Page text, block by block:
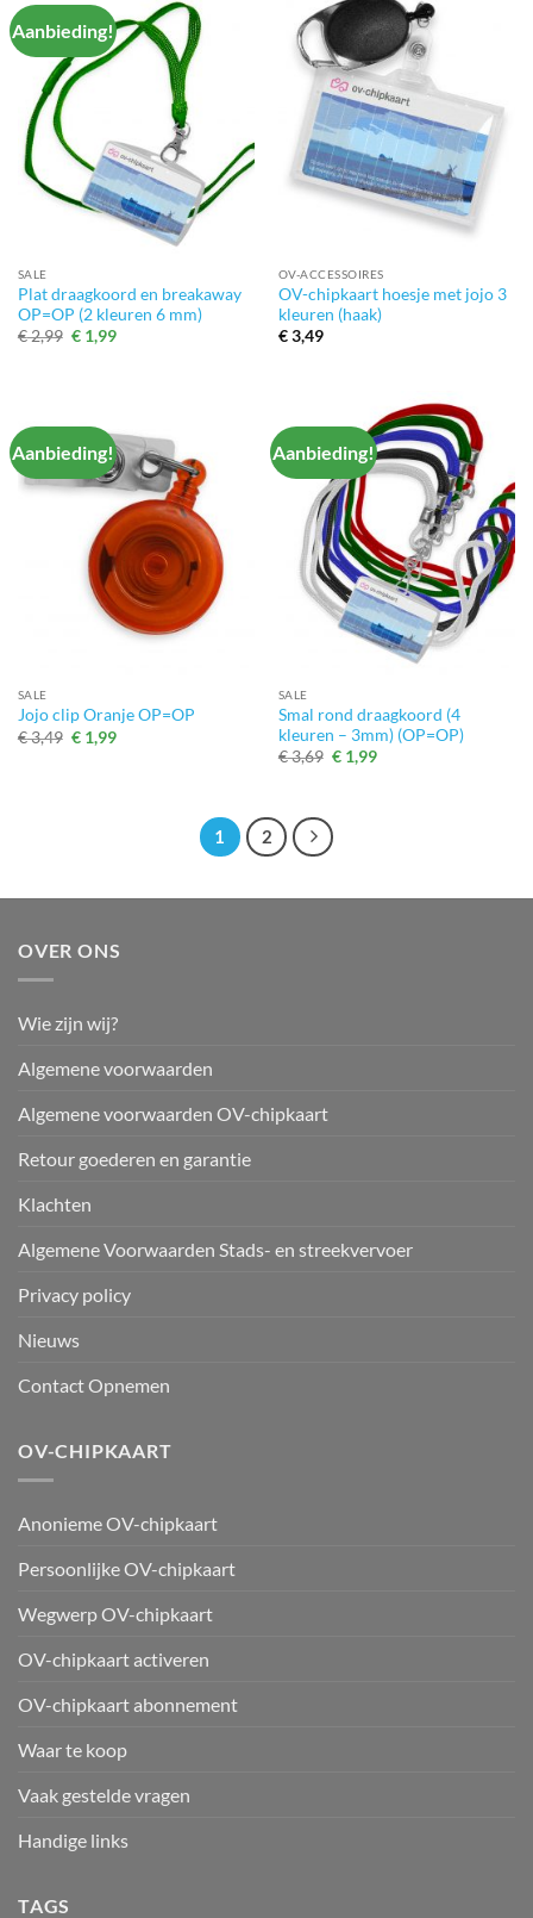
Aanbieding!
SALE
Plat draagkoord en breakaway
OP=OP (2 kleuren 6 mm)
€2,99 Oorspronkelijke
prijs
€1,99Huidige
OV-ACCESSOIRES
OV-chipkaart hoesje met jojo 3
kleuren (haak)
€3,49
Aanbieding!
SALE
Jojo clip Oranje OP=OP
€3,49 Oorspronkelijke
prijs
€1,99Huidige
Aanbieding!
SALE
Smal rond draagkoord (4
kleuren – 3mm) (OP=OP)
€3,69 Oorspronkelijke
prijs
€1,99Huidige
1 2
OVER ONS
Wie zijn wij?
Algemene voorwaarden
Algemene voorwaarden OV-chipkaart
Retour goederen en garantie
Klachten
Algemene Voorwaarden Stads- en streekvervoer
Privacy policy
Nieuws
Contact Opnemen
OV-CHIPKAART
Anonieme OV-chipkaart
Persoonlijke OV-chipkaart
Wegwerp OV-chipkaart
OV-chipkaart activeren
OV-chipkaart abonnement
Waar te koop
Vaak gestelde vragen
Handige links
TAGS